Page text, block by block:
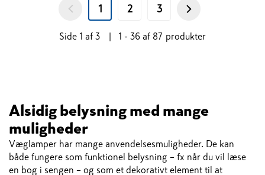
1 2 3
Side 1 af 3 1 - 36 af 87 produkter
Alsidig belysning med mange
muligheder
Væglamper har mange anvendelsesmuligheder. De kan
både fungere som funktionel belysning – fx når du vil læse
en bog i sengen – og som et dekorativt element til at